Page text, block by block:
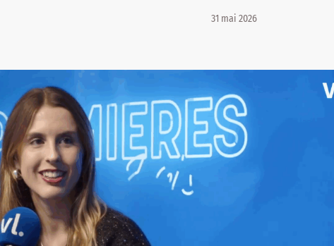
31 mai 2026